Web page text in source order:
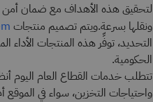
لتحقيق هذه الأهداف مع ضمان أمن
ونقلها بسرعة.ويتم تصميم منتجات
التحديد، توفِّر هذه المنتجات الأداء
الحكومية.
تتطلب خدمات القطاع العام اليوم
واحتياجات التخزين، سواء في الموقع